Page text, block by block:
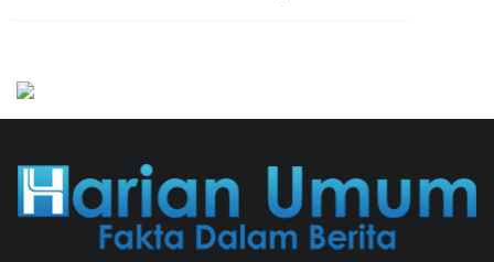
Ditolak, Gagal Dapat Ganti
Rugi Rp 206 Juta
06/08/2026 12:28 WIB ||HUKUM